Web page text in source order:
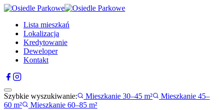
Lista mieszkań
Lokalizacja
Kredytowanie
Deweloper
Kontakt
Szybkie wyszukiwanie: Mieszkanie 30–45 m²
Mieszkanie 45–
60 m²
Mieszkanie 60–85 m²